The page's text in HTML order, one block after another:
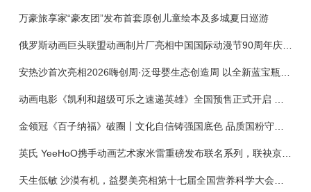
万豪旅享家“豪友团”发布首套原创儿童绘本及多城夏日巡游
俄罗斯动画巨头联盟动画制片厂亮相中国国际动漫节90周年庆开启中国之旅新篇章
金领冠《百子纳福》破圈丨文化自信铸强国底色 品质国粉守护新生
英氏 YeeHoO携手动画艺术家米雷重磅发布联名系列，联袂京东深化全渠道战略